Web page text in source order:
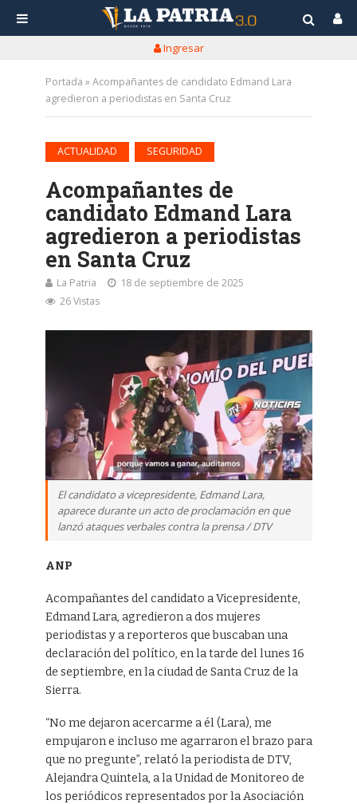
Ingresar
Portada »Acompañantes de candidato Edmand Lara
agredieron a periodistas en Santa Cruz
ACTUALIDAD SEGURIDAD
Acompañantes de
candidato Edmand Lara
agredieron a periodistas
en Santa Cruz
La Patria
18 de septiembre de 2025
26 Vistas
El candidato a vicepresidente, Edmand Lara,
aparece durante un acto de proclamación en que
lanzó ataques verbales contra la prensa / DTV
ANP
Acompañantes del candidato a Vicepresidente,
Edmand Lara, agredieron a dos mujeres
periodistas y a reporteros que buscaban una
declaración del político, en la tarde del lunes 16
de septiembre, en la ciudad de Santa Cruz de la
Sierra.
“No me dejaron acercarme a él (Lara), me
empujaron e incluso me agarraron el brazo para
que no pregunte”, relató la periodista de DTV,
Alejandra Quintela, a la Unidad de Monitoreo de
los periódicos representados por la Asociación